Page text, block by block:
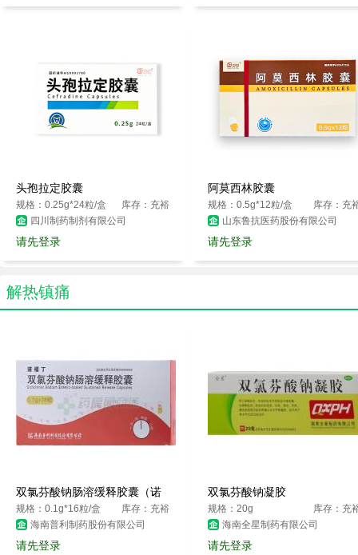
头孢拉定胶囊
规格：0.25g*24粒/盒
库存：充裕
四川制药制剂有限公司
请先登录
阿莫西林胶囊
规格：0.5g*12粒/盒
库存：充
山东鲁抗医药股份有限公司
请先登录
解热镇痛
双氯芬酸钠肠溶缓释胶囊（诺
福丁）
规格：0.1g*16粒/盒
库存：充裕
海南普利制药股份有限公司
请先登录
双氯芬酸钠凝胶
规格：20g
库存：充
海南全星制药有限公司
请先登录